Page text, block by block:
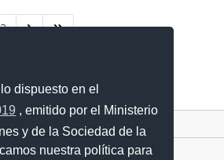
dispuesto en el
, emitido por el Ministerio
y de la Sociedad de la
nuestra política para
3
Ciudadano Digital
Trámites Ciudadanos